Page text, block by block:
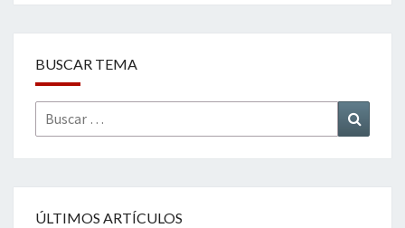
BUSCAR TEMA
Buscar
por:
ÚLTIMOS ARTÍCULOS